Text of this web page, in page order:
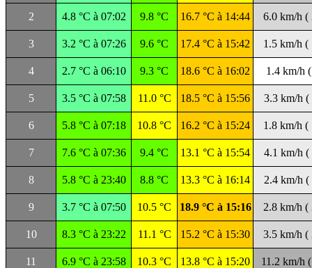
2 4.8 °C à 07:02 9.8 °C 16.7 °C à 14:44 6.0 km/h (
3 3.2 °C à 07:26 9.6 °C 17.4 °C à 15:42 1.5 km/h (
4 2.7 °C à 06:10 9.3 °C 18.6 °C à 16:02 1.4 km/h
5 3.5 °C à 07:58 11.0 °C 18.5 °C à 15:56 3.3 km/h (
6 5.8 °C à 07:18 10.8 °C 16.2 °C à 15:24 1.8 km/h (
7 7.6 °C à 07:36 9.4 °C 13.1 °C à 15:54 4.1 km/h (
8 5.8 °C à 23:40 8.8 °C 13.3 °C à 16:14 2.4 km/h (
9 3.7 °C à 07:50 10.5 °C 18.9 °C à 15:16 2.8 km/h (
10 8.3 °C à 23:22 11.1 °C 15.2 °C à 15:30 3.5 km/h (
11 6.9 °C à 23:58 10.3 °C 13.8 °C à 15:20 11.2 km/h